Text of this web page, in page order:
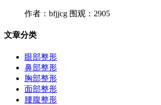
作者：bfjjcg 围观：2905
文章分类
眼部整形
鼻部整形
胸部整形
面部整形
腰腹整形